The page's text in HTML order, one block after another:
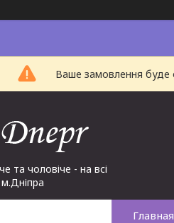
Ваше замовлення буде
та чоловіче - на всі
Главная